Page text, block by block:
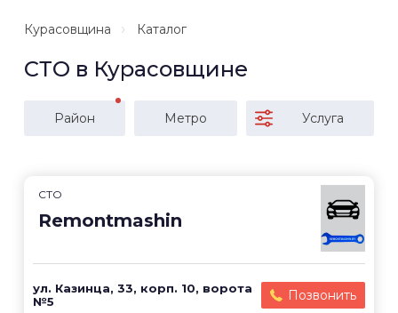
Курасовщина Каталог
СТО в Курасовщине
Район Метро Услуга
СТО
Remontmashin
ул. Казинца, 33, корп. 10, ворота
№5
Позвонить